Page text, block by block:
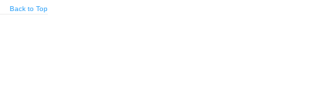
Back to Top